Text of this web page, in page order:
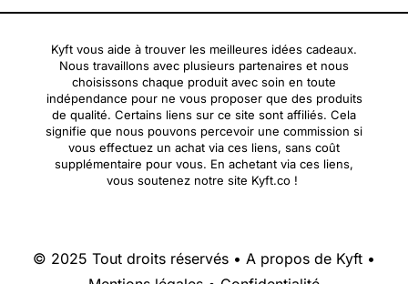
Kyft vous aide à trouver les meilleures idées cadeaux.
Nous travaillons avec plusieurs partenaires et nous
choisissons chaque produit avec soin en toute
indépendance pour ne vous proposer que des produits
de qualité. Certains liens sur ce site sont affiliés. Cela
signifie que nous pouvons percevoir une commission si
vous effectuez un achat via ces liens, sans coût
supplémentaire pour vous. En achetant via ces liens,
vous soutenez notre site Kyft.co !
© 2025 Tout droits réservés • A propos de Kyft •